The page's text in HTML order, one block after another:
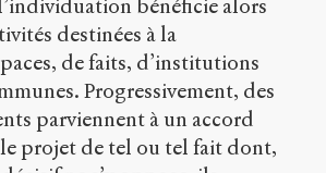
bénéficie alors
destinées à la
de faits, d’institutions
Progressivement, des
parviennent à un accord
projet de tel ou tel fait dont,